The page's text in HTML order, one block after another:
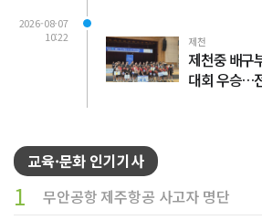
2026-08-07
10:22
제천
제천중 배구
대회 우승…
교육·문화 인기기사
1 무안공항 제주항공 사고자 명단